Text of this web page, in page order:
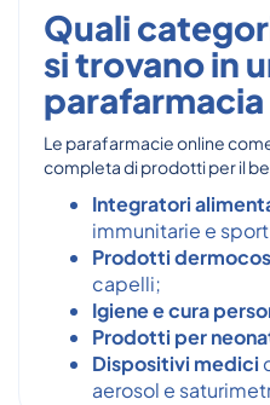
Quali
si trovano in
Le parafarmacie online
completa di prodotti per il
Integratori
immunitarie e
Prodotti
capelli;
Igiene e cura
Prodotti per
Dispositivi medici
aerosol e